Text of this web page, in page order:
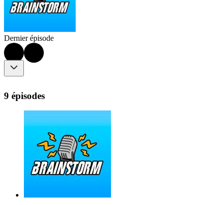
Dernier épisode
9 épisodes